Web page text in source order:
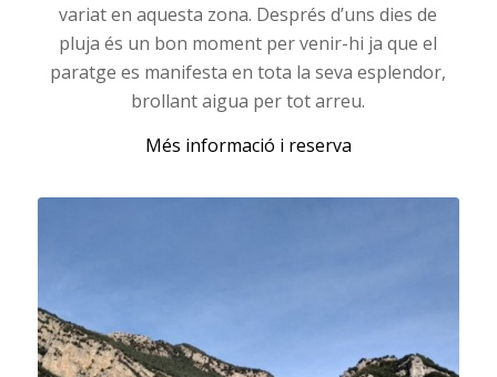
variat en aquesta zona. Després d’uns dies de
pluja és un bon moment per venir-hi ja que el
paratge es manifesta en tota la seva esplendor,
brollant aigua per tot arreu.
Més informació i reserva